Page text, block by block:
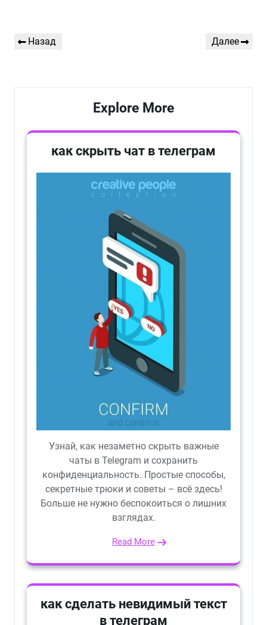
Навигация
Предыдущая
Назад
Следующая
Далее
Explore More
как скрыть чат в телеграм
Узнай, как незаметно скрыть важные
чаты в Telegram и сохранить
конфиденциальность. Простые способы,
секретные трюки и советы – всё здесь!
Больше не нужно беспокоиться о лишних
взглядах.
Read More
как сделать невидимый текст
в телеграм